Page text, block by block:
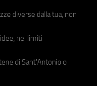
diverse dalla tua, non
nei limiti
di Sant'Antonio o